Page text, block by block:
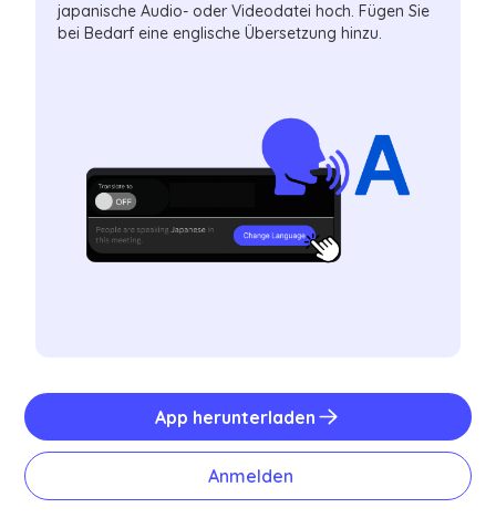
japanische Audio- oder Videodatei hoch. Fügen Sie
bei Bedarf eine englische Übersetzung hinzu.
App herunterladen
Anmelden